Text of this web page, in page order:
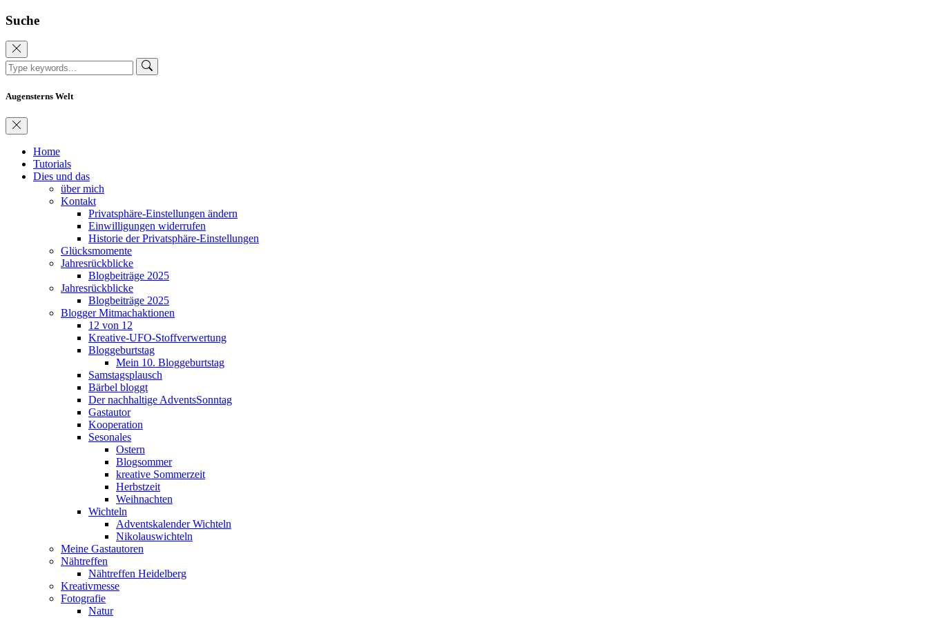
Suche
Augensterns Welt
Home
Tutorials
Dies und das
über mich
Kontakt
Privatsphäre-Einstellungen ändern
Einwilligungen widerrufen
Historie der Privatsphäre-Einstellungen
Glücksmomente
Jahresrückblicke
Blogbeiträge 2025
Jahresrückblicke
Blogbeiträge 2025
Blogger Mitmachaktionen
12 von 12
Kreative-UFO-Stoffverwertung
Bloggeburtstag
Mein 10. Bloggeburtstag
Samstagsplausch
Bärbel bloggt
Der nachhaltige AdventsSonntag
Gastautor
Kooperation
Sesonales
Ostern
Blogsommer
kreative Sommerzeit
Herbstzeit
Weihnachten
Wichteln
Adventskalender Wichteln
Nikolauswichteln
Meine Gastautoren
Nähtreffen
Nähtreffen Heidelberg
Kreativmesse
Fotografie
Natur